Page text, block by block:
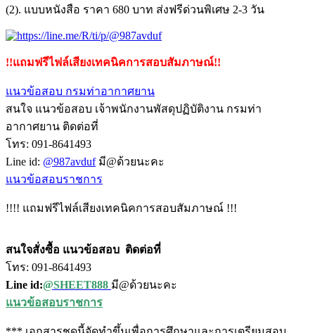
(2). แบบหนังสือ ราคา 680 บาท ส่งฟรีด่วนพิเศษ 2-3 วัน
!!แถมฟรีไฟล์เสียงเทคนิคการสอบสัมภาษณ์!!
แนวข้อสอบ กรมท่าอากาศยาน
สนใจ แนวข้อสอบ เจ้าพนักงานพัสดุปฏิบัติงาน กรมท่า
อากาศยาน ติดต่อที่
โทร: 091-8641493
Line id: @987avdufมี@ด้วยนะคะ
แนวข้อสอบราชการ
!!!! แถมฟรีไฟล์เสียงเทคนิคการสอบสัมภาษณ์ !!!
สนใจสั่งซื้อ แนวข้อสอบ ติดต่อที่
โทร: 091-8641493
Line id:@SHEET888 มี@ด้วยนะคะ
แนวข้อสอบราชการ